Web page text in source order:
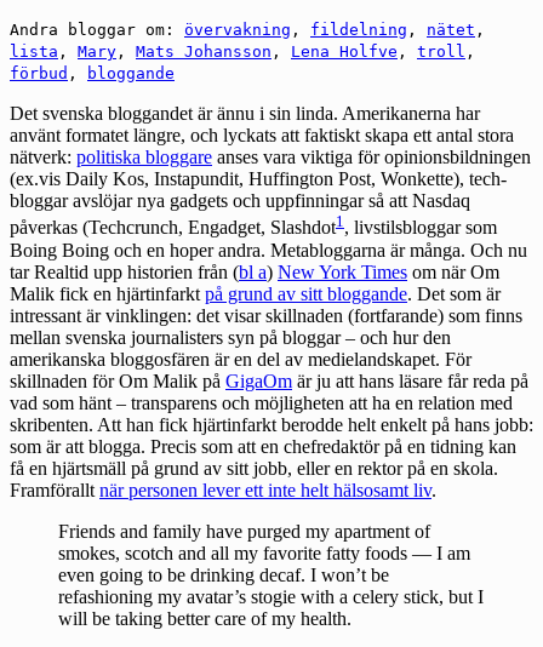
Andra bloggar om: övervakning , fildelning , nätet ,
lista , Mary , Mats Johansson , Lena Holfve , troll ,
förbud , bloggande
Det svenska bloggandet är ännu i sin linda. Amerikanerna har
använt formatet längre, och lyckats att faktiskt skapa ett antal stora
nätverk: politiska bloggare anses vara viktiga för opinionsbildningen
(ex.vis Daily Kos, Instapundit, Huffington Post, Wonkette), tech-
bloggar avslöjar nya gadgets och uppfinningar så att Nasdaq
påverkas (Techcrunch, Engadget, Slashdot1, livstilsbloggar som
Boing Boing och en hoper andra. Metabloggarna är många. Och nu
tar Realtid upp historien från (bl a) New York Times om när Om
Malik fick en hjärtinfarkt på grund av sitt bloggande. Det som är
intressant är vinklingen: det visar skillnaden (fortfarande) som finns
mellan svenska journalisters syn på bloggar – och hur den
amerikanska bloggosfären är en del av medielandskapet. För
skillnaden för Om Malik på GigaOm är ju att hans läsare får reda på
vad som hänt – transparens och möjligheten att ha en relation med
skribenten. Att han fick hjärtinfarkt berodde helt enkelt på hans jobb:
som är att blogga. Precis som att en chefredaktör på en tidning kan
få en hjärtsmäll på grund av sitt jobb, eller en rektor på en skola.
Framförallt när personen lever ett inte helt hälsosamt liv.
Friends and family have purged my apartment of
smokes, scotch and all my favorite fatty foods — I am
even going to be drinking decaf. I won’t be
refashioning my avatar’s stogie with a celery stick, but I
will be taking better care of my health.